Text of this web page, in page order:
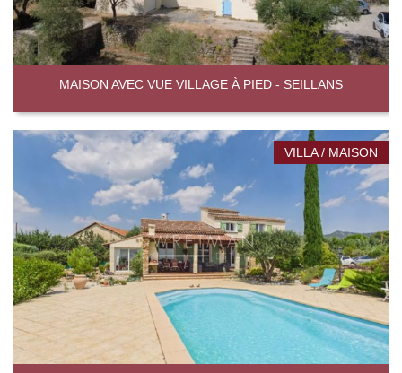
MAISON AVEC VUE VILLAGE À PIED - SEILLANS
VILLA / MAISON